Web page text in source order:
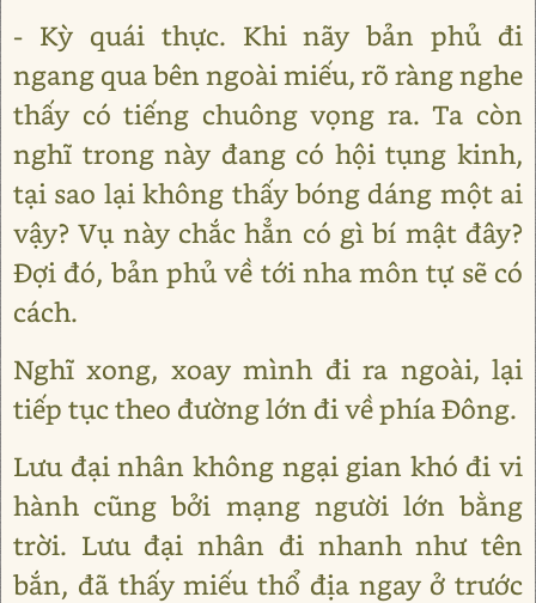
- Kỳ quái thực. Khi nãy bản phủ đi
ngang qua bên ngoài miếu, rõ ràng nghe
thấy có tiếng chuông vọng ra. Ta còn
nghĩ trong này đang có hội tụng kinh,
tại sao lại không thấy bóng dáng một ai
vậy? Vụ này chắc hẳn có gì bí mật đây?
Đợi đó, bản phủ về tới nha môn tự sẽ có
cách.
Nghĩ xong, xoay mình đi ra ngoài, lại
tiếp tục theo đường lớn đi về phía Đông.
Lưu đại nhân không ngại gian khó đi vi
hành cũng bởi mạng người lớn bằng
trời. Lưu đại nhân đi nhanh như tên
bắn, đã thấy miếu thổ địa ngay ở trước